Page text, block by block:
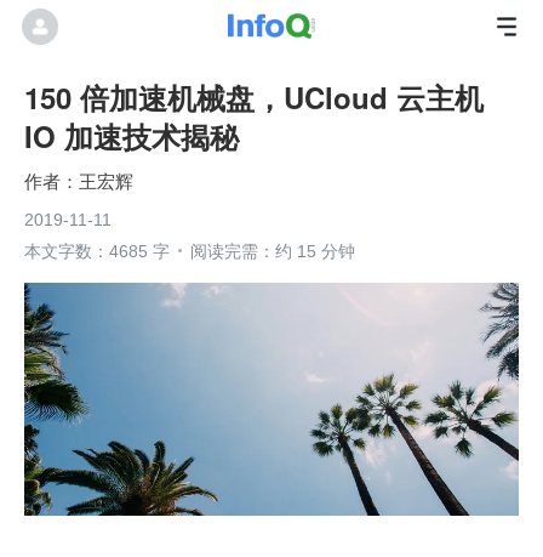
150 倍加速机械盘，UCloud 云主机
IO 加速技术揭秘
王宏辉
2019-11-11
本文字数：4685 字
阅读完需：约 15 分钟